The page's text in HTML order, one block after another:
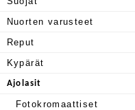
Nuorten varusteet
Reput
Kypärät
Ajolasit
Fotokromaattiset